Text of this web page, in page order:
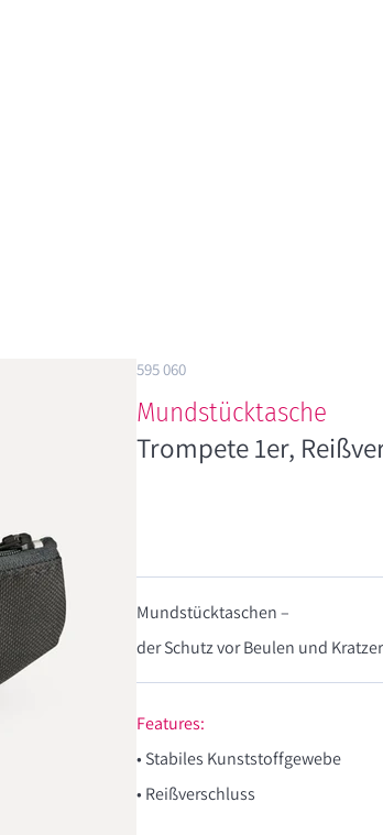
595 060
Mundstücktasche
Trompete 1er,
Mundstücktaschen –
der Schutz vor Beulen und
Features:
• Stabiles Kunststoffgewebe
• Reißverschluss